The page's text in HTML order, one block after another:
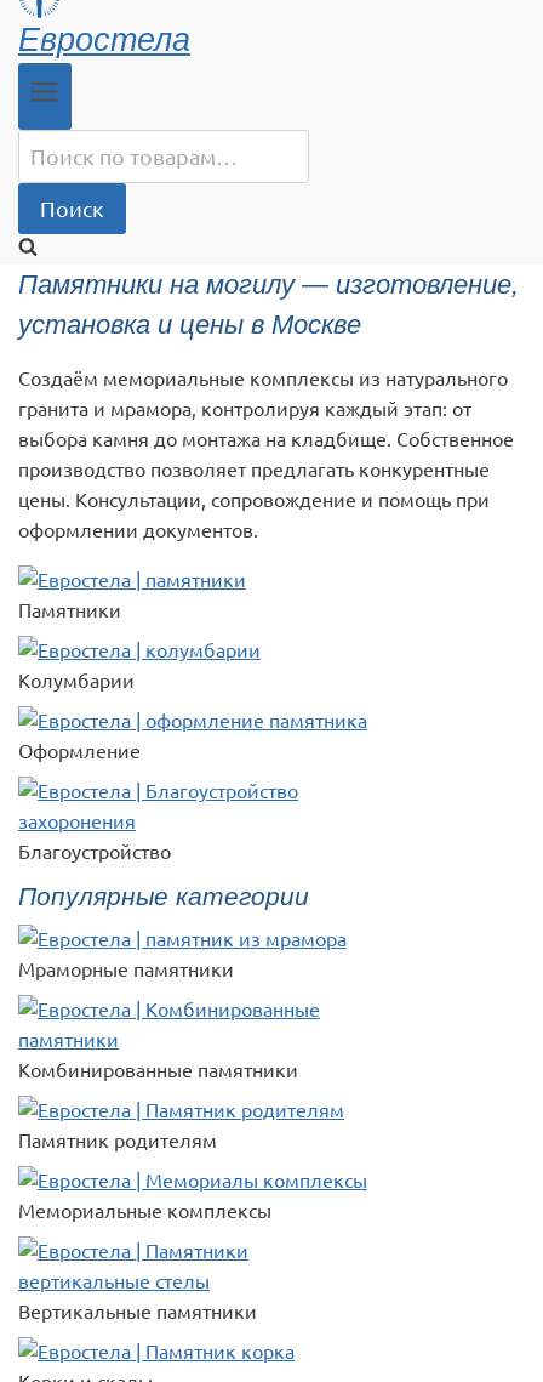
Евростела
Поиск
Памятники на могилу — изготовление,
установка и цены в Москве
Создаём мемориальные комплексы из натурального
гранита и мрамора, контролируя каждый этап: от
выбора камня до монтажа на кладбище. Собственное
производство позволяет предлагать конкурентные
цены. Консультации, сопровождение и помощь при
оформлении документов.
Памятники
Колумбарии
Оформление
Благоустройство
Популярные категории
Мраморные памятники
Комбинированные памятники
Памятник родителям
Мемориальные комплексы
Вертикальные памятники